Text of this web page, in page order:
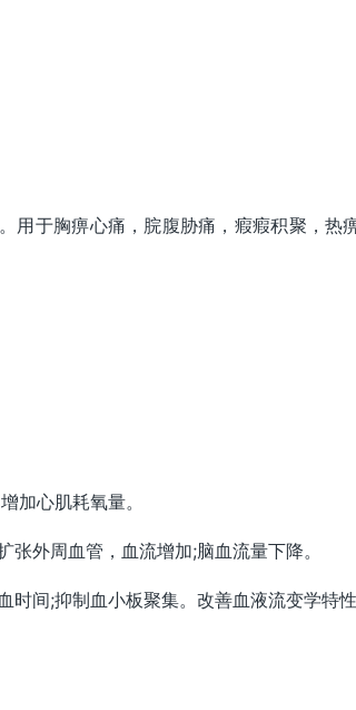
用于胸痹心痛，脘腹胁痛，瘕瘕积聚，热
加心肌耗氧量。
外周血管，血流增加;脑血流量下降。
间;抑制血小板聚集。改善血液流变学特性